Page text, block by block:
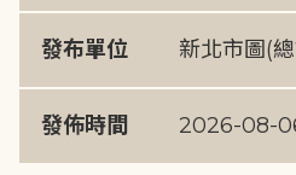
發布單位 新北市圖(
發佈時間 2026-08-